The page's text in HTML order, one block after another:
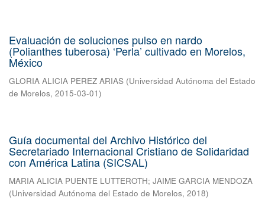
Evaluación de soluciones pulso en nardo
(Polianthes tuberosa) ‘Perla’ cultivado en Morelos,
México
GLORIA ALICIA PEREZ ARIAS (Universidad Autónoma del Estado
de Morelos, 2015-03-01)
Guía documental del Archivo Histórico del
Secretariado Internacional Cristiano de Solidaridad
con América Latina (SICSAL)
MARIA ALICIA PUENTE LUTTEROTH; JAIME GARCIA MENDOZA
(Universidad Autónoma del Estado de Morelos, 2018)